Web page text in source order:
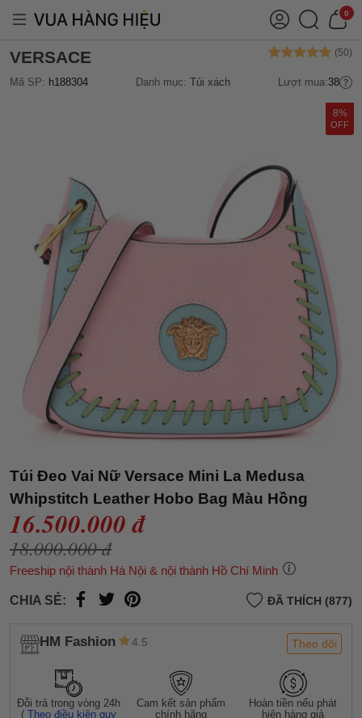
0
VERSACE
Mã SP: h188304 Danh mục: Túi xách Lượt mua:38
8%
OFF
Túi Đeo Vai Nữ Versace Mini La Medusa
Whipstitch Leather Hobo Bag Màu Hồng
16.500.000 đ
18.000.000 đ
Freeship nội thành Hà Nội & nội thành Hồ Chí Minh
CHIA SẺ: ĐÃ THÍCH (877)
HM Fashion 4.5 Theo dõi
Đỗi trả trong vòng 24h
(Theo điều kiện quy
Cam kết sản phẩm
chính hãng
Hoàn tiền nếu phát
hiện hàng giả